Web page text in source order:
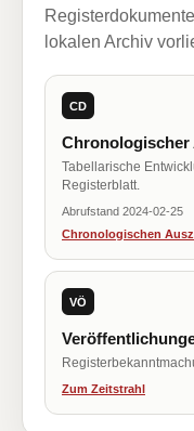
lokalen Archiv
CD
Chronologischer
Tabellarische
Registerblatt.
Abrufstand 2024-02-25
Chronologischen
VÖ
Zum Zeitstrahl